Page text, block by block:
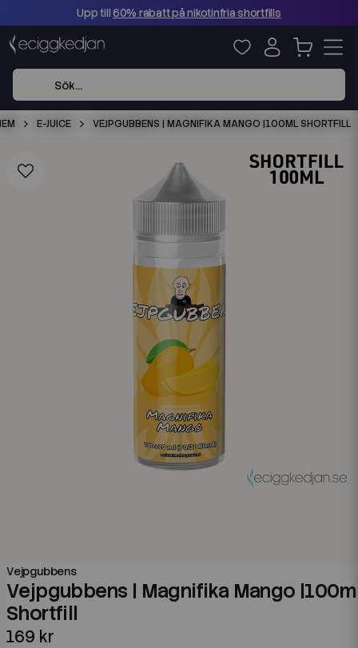
Upp till60% rabatt på nikotinfria shortfills
E-JUICE VEJPGUBBENS | MAGNIFIKA MANGO |100ML SHORTFILL
Vejpgubbens
Vejpgubbens | Magnifika Mango
Shortfill
169 kr